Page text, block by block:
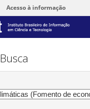
Acesso à informação